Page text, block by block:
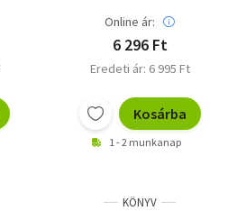
Online ár:
6 296 Ft
Eredeti ár: 6 995 Ft
Kosárba
1 - 2 munkanap
KÖNYV